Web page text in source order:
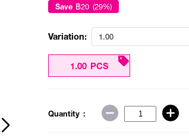
Save ฿20 (29%)
Variation: 1.00
1.00 PCS
Quantity :